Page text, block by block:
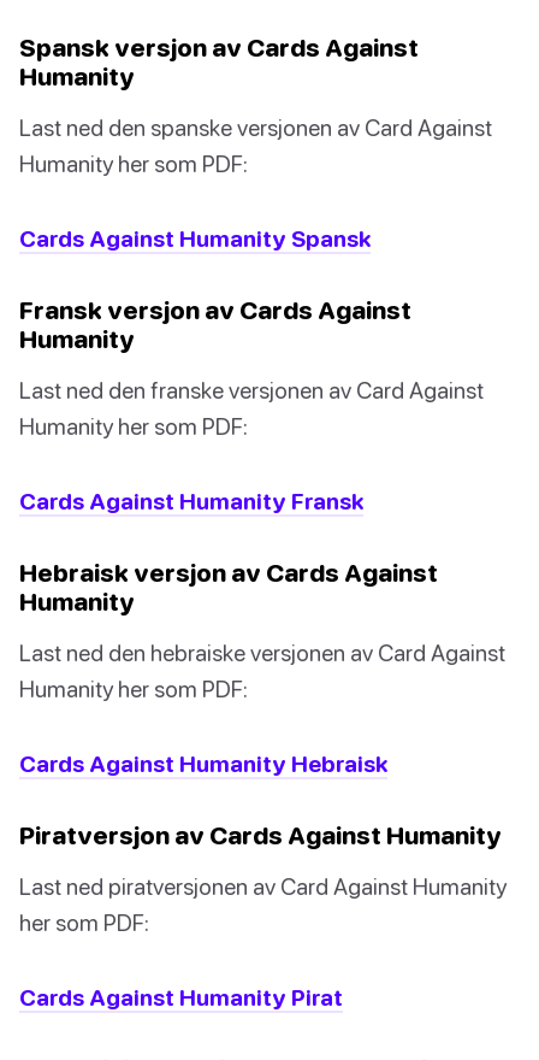
Spansk versjon av Cards Against
Humanity
Last ned den spanske versjonen av Card Against
Humanity her som PDF:
Cards Against Humanity Spansk
Fransk versjon av Cards Against
Humanity
Last ned den franske versjonen av Card Against
Humanity her som PDF:
Cards Against Humanity Fransk
Hebraisk versjon av Cards Against
Humanity
Last ned den hebraiske versjonen av Card Against
Humanity her som PDF:
Cards Against Humanity Hebraisk
Piratversjon av Cards Against Humanity
Last ned piratversjonen av Card Against Humanity
her som PDF:
Cards Against Humanity Pirat